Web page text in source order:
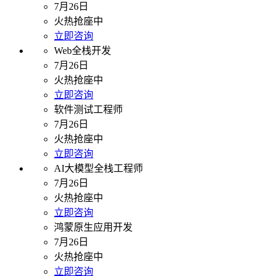
7月26日
火热抢座中
立即咨询
Web全栈开发
7月26日
火热抢座中
立即咨询
软件测试工程师
7月26日
火热抢座中
立即咨询
AI大模型全栈工程师
7月26日
火热抢座中
立即咨询
鸿蒙原生应用开发
7月26日
火热抢座中
立即咨询